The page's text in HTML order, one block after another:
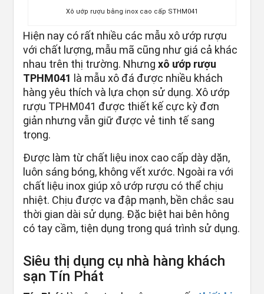
Xô ướp rượu bằng inox cao cấp STHM041
Hiện nay có rất nhiều các mẫu xô ướp rượu
với chất lượng, mẫu mã cũng như giá cả khác
nhau trên thị trường. Nhưngxô ướp rượu
TPHM041 là mẫu xô đá được nhiều khách
hàng yêu thích và lựa chọn sử dụng. Xô ướp
rượu TPHM041 được thiết kế cực kỳ đơn
giản nhưng vẫn giữ được vẻ tinh tế sang
trọng.
Được làm từ chất liệu inox cao cấp dày dặn,
luôn sáng bóng, không vết xước. Ngoài ra với
chất liệu inox giúp xô ướp rượu có thể chịu
nhiệt. Chịu được va đập mạnh, bền chắc sau
thời gian dài sử dụng. Đặc biệt hai bên hông
có tay cầm, tiện dụng trong quá trình sử dụng.
Siêu thị dụng cụ nhà hàng khách
sạn Tín Phát